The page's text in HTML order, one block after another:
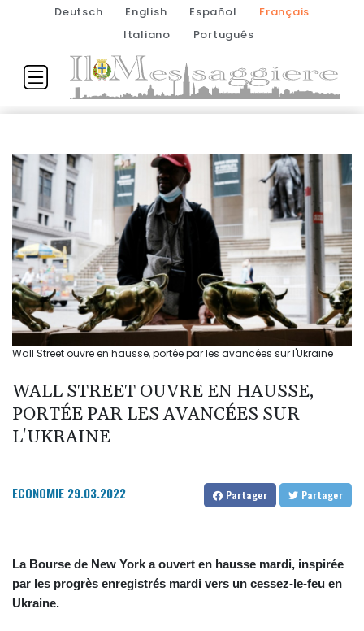
Deutsch English Español
Français
Italiano
Português
Wall Street ouvre en hausse, portée par les avancées sur l'Ukraine
WALL STREET OUVRE EN HAUSSE,
PORTÉE PAR LES AVANCÉES SUR
L'UKRAINE
ECONOMIE 29.03.2022 Partager Partager
La Bourse de New York a ouvert en hausse mardi, inspirée
par les progrès enregistrés mardi vers un cessez-le-feu en
Ukraine.